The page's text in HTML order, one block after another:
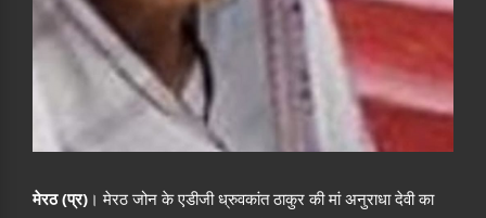
मेरठ(प्र) । मेरठ जोन के एडीजी ध्रुवकांत ठाकुर की मां अनुराधा देवी का